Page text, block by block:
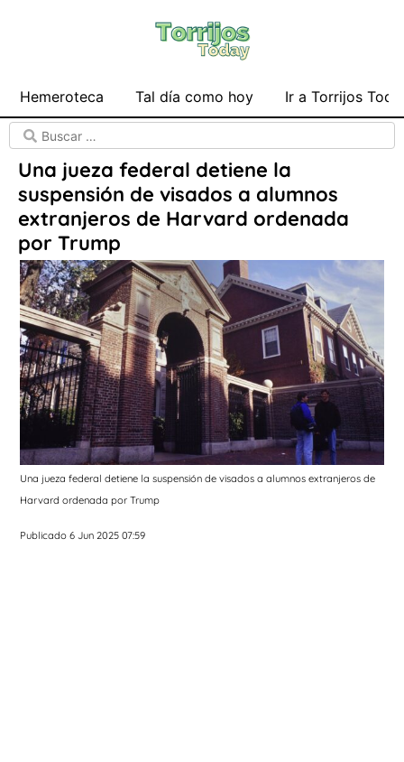
Hemeroteca Tal día como hoy Ir a Torrijos
Una jueza federal detiene la
suspensión de visados a alumnos
extranjeros de Harvard ordenada
por Trump
Una jueza federal detiene la suspensión de visados a alumnos extranjeros de
Harvard ordenada por Trump
Publicado 6 Jun 2025 07:59